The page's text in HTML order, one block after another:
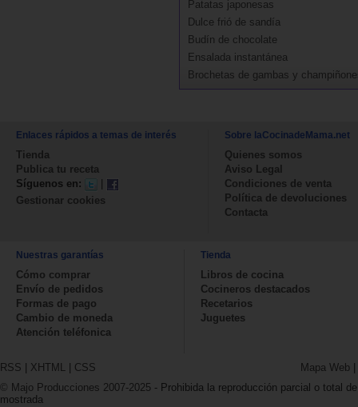
Patatas japonesas
Dulce frió de sandía
Budín de chocolate
Ensalada instantánea
Brochetas de gambas y
Enlaces rápidos a temas de interés
Tienda
Publica tu receta
Síguenos en:
Gestionar cookies
Sobre laCocinadeMama.net
Quienes somos
Aviso Legal
Condiciones de venta
Política de devoluciones
Contacta
Nuestras garantías
Cómo comprar
Envío de pedidos
Formas de pago
Cambio de moneda
Atención teléfonica
Tienda
Libros de cocina
Cocineros destacados
Recetarios
Juguetes
RSS XHTML CSS Mapa Web
© Majo Producciones 2007-2025 - Prohibida la reproducción parcial o total
mostrada